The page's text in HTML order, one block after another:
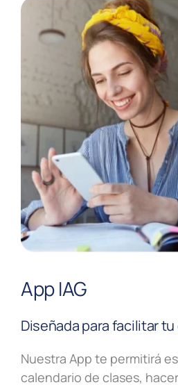
App IAG
Diseñada para facilitar
Nuestra App te permitirá
calendario de clases,